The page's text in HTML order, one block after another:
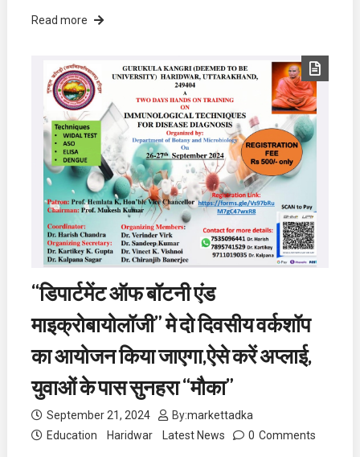
Read more
“डिपार्टमेंट ऑफ बॉटनी एंड
माइक्रोबायोलॉजी” मे दो दिवसीय वर्कशॉप
का आयोजन किया जाएगा,ऐसे करें अप्लाई,
युवाओं के पास सुनहरा “मौका”
September 21, 2024 By:markettadka
Education
Haridwar Latest News 0 Comments